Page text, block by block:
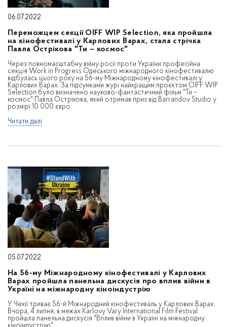
06.07.2022
Переможцем секції OIFF WIP Selection, яка пройшла
на кінофестивалі у Карлових Варах, стала стрічка
Павла Острікова "Ти – космос"
Через повномасштабну війну росії проти України професійна
секція Work in Progress Одеського міжнародного кінофестивалю
відбулась цього року на 56-му Міжнародному кінофестивалі у
Карлових Варах. За підсумками журі найкращим проєктом OIFF WIP
Selection було визначено науково-фантастичний фільм "Ти –
космос" Павла Острікова, який отримав приз від Barrandov Studio у
розмірі 10 000 євро.
Читати далі
05.07.2022
На 56-му Міжнародному кінофестивалі у Карлових
Варах пройшла панельна дискусія про вплив війни в
Україні на міжнародну кіноіндустрію
У Чехії триває 56-й Міжнародний кінофестиваль у Карлових Варах.
Вчора, 4 липня, в межах Karlovy Vary International Film Festival
пройшла панельна дискусія "Вплив війни в Україні на міжнародну